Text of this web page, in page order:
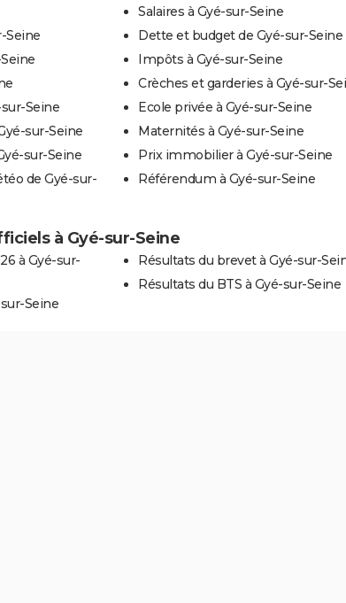
Seine
Seine
sur-Seine
sur-Seine
de Gyé-sur-
Salaires à Gyé-sur-Seine
Dette et budget de Gyé-sur-Seine
Impôts à Gyé-sur-Seine
Crèches et garderies à Gyé-sur-
Ecole privée à Gyé-sur-Seine
Maternités à Gyé-sur-Seine
Prix immobilier à Gyé-sur-Seine
Référendum à Gyé-sur-Seine
à Gyé-sur-Seine
à Gyé-sur-
Seine
Résultats du brevet à Gyé-sur-
Résultats du BTS à Gyé-sur-Seine